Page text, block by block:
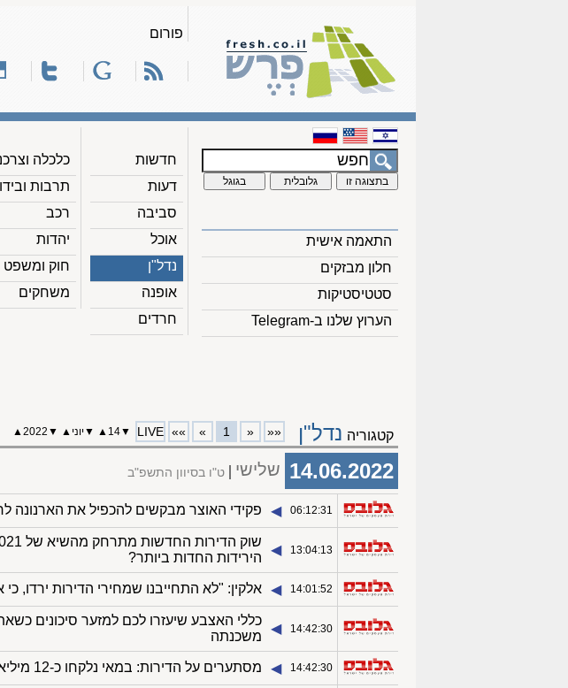
פורום
התאמה אישית
חלון מבזקים
סטטיסטיקות
הערוץ שלנו ב-Telegram
חדשות
דעות
סביבה
אוכל
נדל"ן
אופנה
חרדים
כלכלה
תרבות
רכב
יהדות
חוק ומשפט
משחקים
קטגוריה נדל"ן ««
«
1
»
»»
LIVE
▼
14
▲
▼יוני ▲
▼
2022
▲
14.06.2022 שלישי ט"ו בסיוון התשפ"ב
06:12:31
◀︎ פקידי האוצר מבקשים להכפיל את הארנונה
13:04:13
◀︎
הירידות החדות ביותר?
14:01:52
◀︎ אלקין: "לא התחייבנו שמחירי הדירות ירדו,
14:42:30
◀︎
כללי האצבע שיעזרו לכם למזער סיכונים
משכנתה
14:42:30
◀︎ מסתערים על הדירות: במאי נלקחו כ-12 מיליארד שקל במשכנתאות